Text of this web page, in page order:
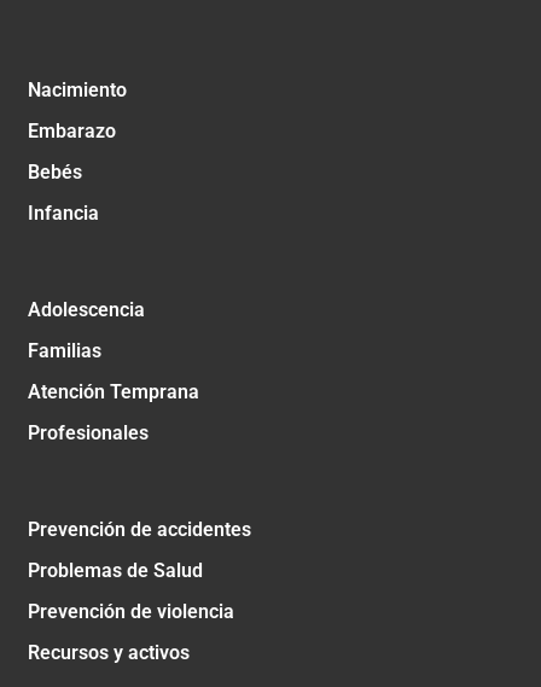
Nacimiento
Embarazo
Bebés
Infancia
Adolescencia
Familias
Atención Temprana
Profesionales
Prevención de accidentes
Problemas de Salud
Prevención de violencia
Recursos y activos